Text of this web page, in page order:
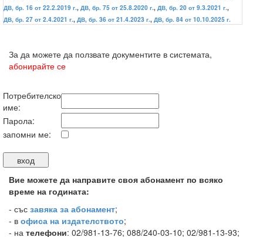
ДВ, бр. 16 от 22.2.2019 г., ДВ, бр. 75 от 25.8.2020 г., ДВ, бр. 20 от 9.3.2021 г.,
ДВ, бр. 27 от 2.4.2021 г., ДВ, бр. 36 от 21.4.2023 г., ДВ, бр. 84 от 10.10.2025 г.
За да можете да ползвате документите в системата,
абонирайте се
Потребителско
име:
Парола:
запомни ме:
Вие можете да направите своя абонамент по всяко
време на годината:
- със завяка за абонамент;
- в офиса на издателството;
- на телефони: 02/981-13-76; 088/240-03-10; 02/981-13-93;